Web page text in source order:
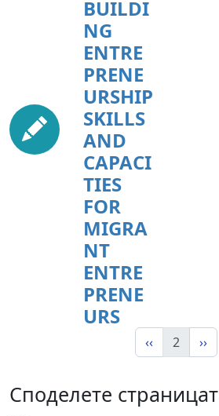
BUILDI
NG
ENTRE
PRENE
URSHIP
SKILLS
AND
CAPACI
TIES
FOR
MIGRA
NT
ENTRE
PRENE
URS
‹‹ 2 ››
Споделете